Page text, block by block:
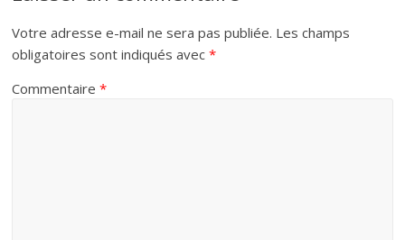
Votre adresse e-mail ne sera pas publiée. Les champs
obligatoires sont indiqués avec*
Commentaire*